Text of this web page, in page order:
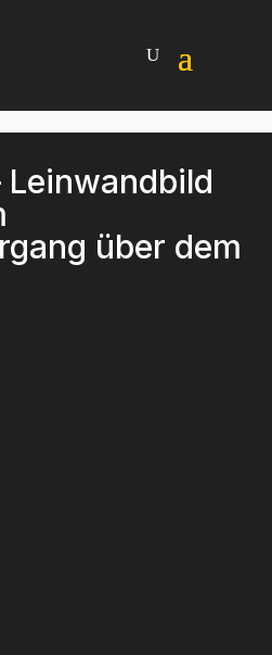
Leinwandbild
über dem